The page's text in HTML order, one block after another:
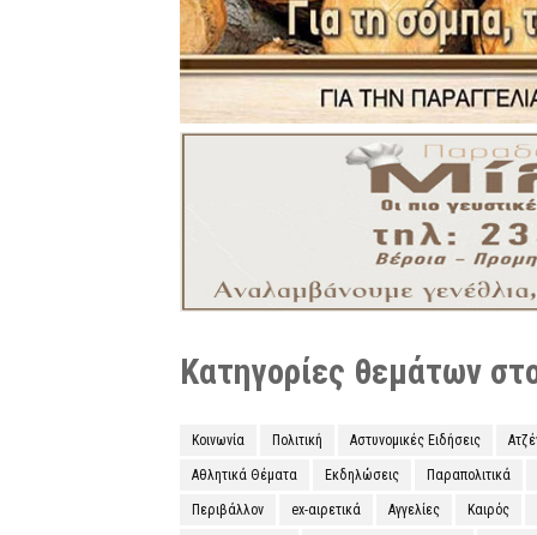
Κατηγορίες θεμάτων
Κοινωνία Πολιτική Αστυνομικές Ειδήσεις
Αθλητικά Θέματα Εκδηλώσεις Παραπολιτικά
Περιβάλλον ex-αιρετικά Αγγελίες Καιρός